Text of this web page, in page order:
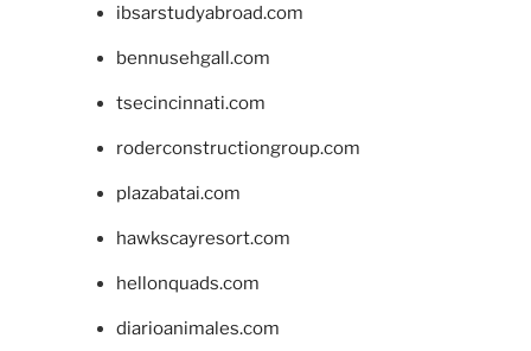
ibsarstudyabroad.com
bennusehgall.com
tsecincinnati.com
roderconstructiongroup.com
plazabatai.com
hawkscayresort.com
hellonquads.com
diarioanimales.com